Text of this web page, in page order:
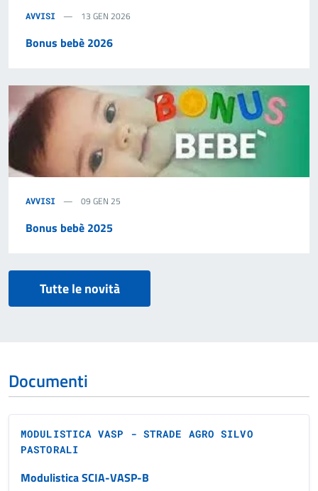
AVVISI 13 GEN 2026
Bonus bebè 2026
AVVISI 09 GEN 25
Bonus bebè 2025
Tutte le novità
Documenti
MODULISTICA VASP - STRADE AGRO SILVO
PASTORALI
Modulistica SCIA-VASP-B